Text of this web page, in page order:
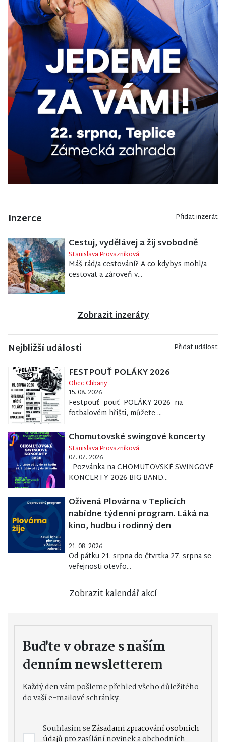
Inzerce Přidat inzerát
Cestuj, vydělávej a žij svobodně
Stanislava Provazníková
Máš rád/a cestování? A co kdybys mohl/a
cestovat a zároveň v...
Zobrazit inzeráty
Nejbližší události Přidat událost
FESTPOUŤ POLÁKY 2026
Obec Chbany
15. 08. 2026
Festpouť pouť POLÁKY 2026 na
fotbalovém hřišti, můžete ...
Chomutovské swingové koncerty
Stanislava Provazníková
07. 07. 2026
Pozvánka na CHOMUTOVSKÉ SWINGOVÉ
KONCERTY 2026 BIG BAND...
Oživená Plovárna v Teplicích
nabídne týdenní program. Láká na
kino, hudbu i rodinný den
21. 08. 2026
Od pátku 21. srpna do čtvrtka 27. srpna se
veřejnosti otevřo...
Zobrazit kalendář akcí
Buďte v obraze s naším
denním newsletterem
Každý den vám pošleme přehled všeho důležitého
do vaší e-mailové schránky.
Souhlasím seZásadami zpracování osobních
údajůpro zasílání novinek a obchodních